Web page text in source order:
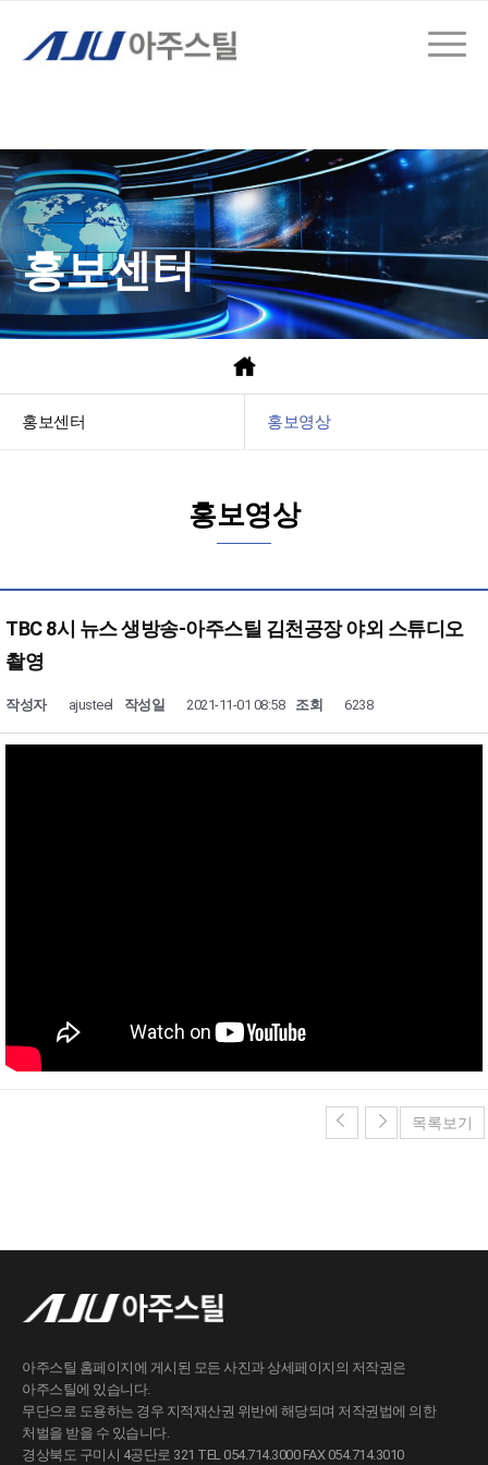
홍보센터
홍보센터 홍보영상
홍보영상
TBC 8시 뉴스 생방송-아주스틸 김천공장 야외 스튜디오
촬영
작성자 ajusteel 작성일 2021-11-01 08:58 조회 6238
목록보기
아주스틸 홈페이지에 게시된 모든 사진과 상세페이지의 저작권은
아주스틸에 있습니다.
무단으로 도용하는 경우 지적재산권 위반에 해당되며 저작권법에 의한
처벌을 받을 수 있습니다.
경상북도 구미시 4공단로 321 TEL 054.714.3000 FAX 054.714.3010